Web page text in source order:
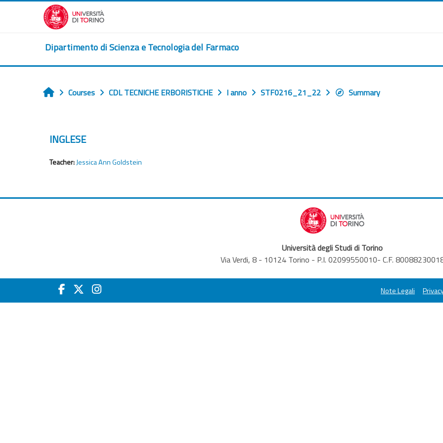
Skip to main content
Dipartimento di Scienza e Tecnologia del Farmaco
Home
Courses CDL TECNICHE ERBORISTICHE I anno STF0216_21_22 Summary
INGLESE
Teacher:Jessica Ann Goldstein
Università degli Studi di Torino
Via Verdi, 8 - 10124 Torino - P.I. 02099550010- C.F.
Note Legali